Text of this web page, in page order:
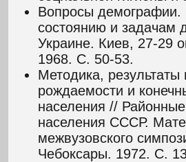
Вопросы
состоянию и задачам
Украине. Киев, 27-29
1968. С. 50-53.
Методика, результаты
рождаемости и
населения //
населения СССР.
межвузовского
Чебоксары. 1972. С.